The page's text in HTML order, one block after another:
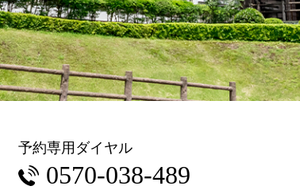
予約専用ダイヤル
0570-038-489